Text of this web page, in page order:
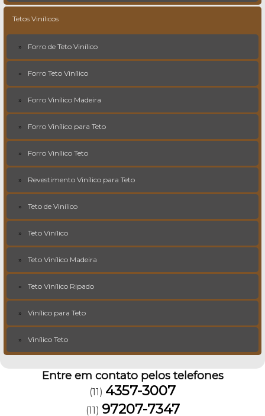
Tetos Vinílicos
Forro de Teto Vinílico
Forro Teto Vinílico
Forro Vinílico Madeira
Forro Vinílico para Teto
Forro Vinílico Teto
Revestimento Vinílico para Teto
Teto de Vinílico
Teto Vinílico
Teto Vinílico Madeira
Teto Vinílico Ripado
Vinílico para Teto
Vinílico Teto
Entre em contato pelos telefones
(11) 4357-3007
(11) 97207-7347